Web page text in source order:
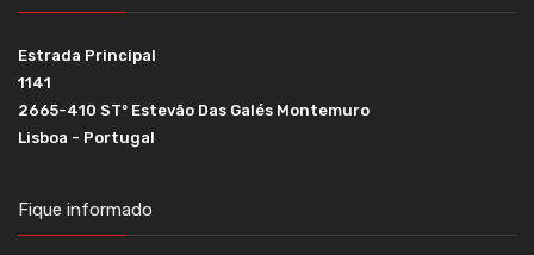
Estrada Principal
1141
2665-410 STº Estevão Das Galés Montemuro
Lisboa - Portugal
Fique informado